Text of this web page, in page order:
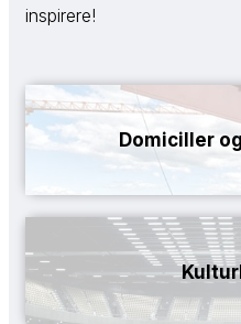
inspirere!
Domiciller